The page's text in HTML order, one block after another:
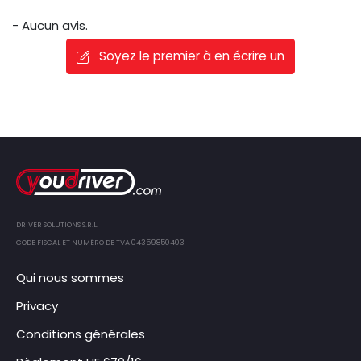
- Aucun avis.
Soyez le premier à en écrire un
DRIVER SOLUTIONS S.R.L.
CODE FISCAL ET NUMÉRO DE TVA 04359850403
Qui nous sommes
Privacy
Conditions générales